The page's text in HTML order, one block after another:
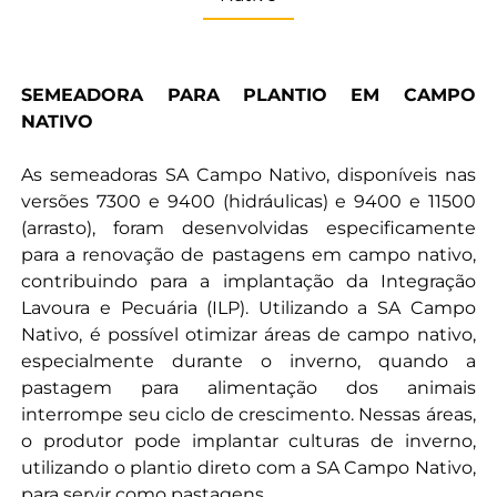
SEMEADORA PARA PLANTIO EM CAMPO
NATIVO
As semeadoras SA Campo Nativo, disponíveis nas
versões 7300 e 9400 (hidráulicas) e 9400 e 11500
(arrasto), foram desenvolvidas especificamente
para a renovação de pastagens em campo nativo,
contribuindo para a implantação da Integração
Lavoura e Pecuária (ILP). Utilizando a SA Campo
Nativo, é possível otimizar áreas de campo nativo,
especialmente durante o inverno, quando a
pastagem para alimentação dos animais
interrompe seu ciclo de crescimento. Nessas áreas,
o produtor pode implantar culturas de inverno,
utilizando o plantio direto com a SA Campo Nativo,